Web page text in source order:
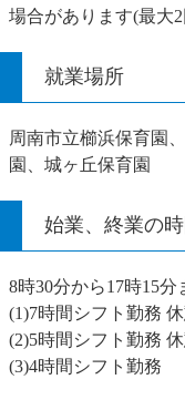
場合があります(最大
就業場所
周南市立櫛浜保育園
園、城ヶ丘保育園
始業、終業の
8時30分から17時15
(1)7時間シフト勤務
(2)5時間シフト勤務
(3)4時間シフト勤務